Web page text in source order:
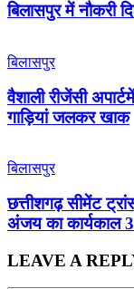
बिलासपुर में नौकरी
बिलासपुर
वैशाली रीजेंसी
गाड़ियां जलकर खाक
बिलासपुर
छत्तीशगढ़ सीमेंट
अंजय का कार्यकाल 3
LEAVE A